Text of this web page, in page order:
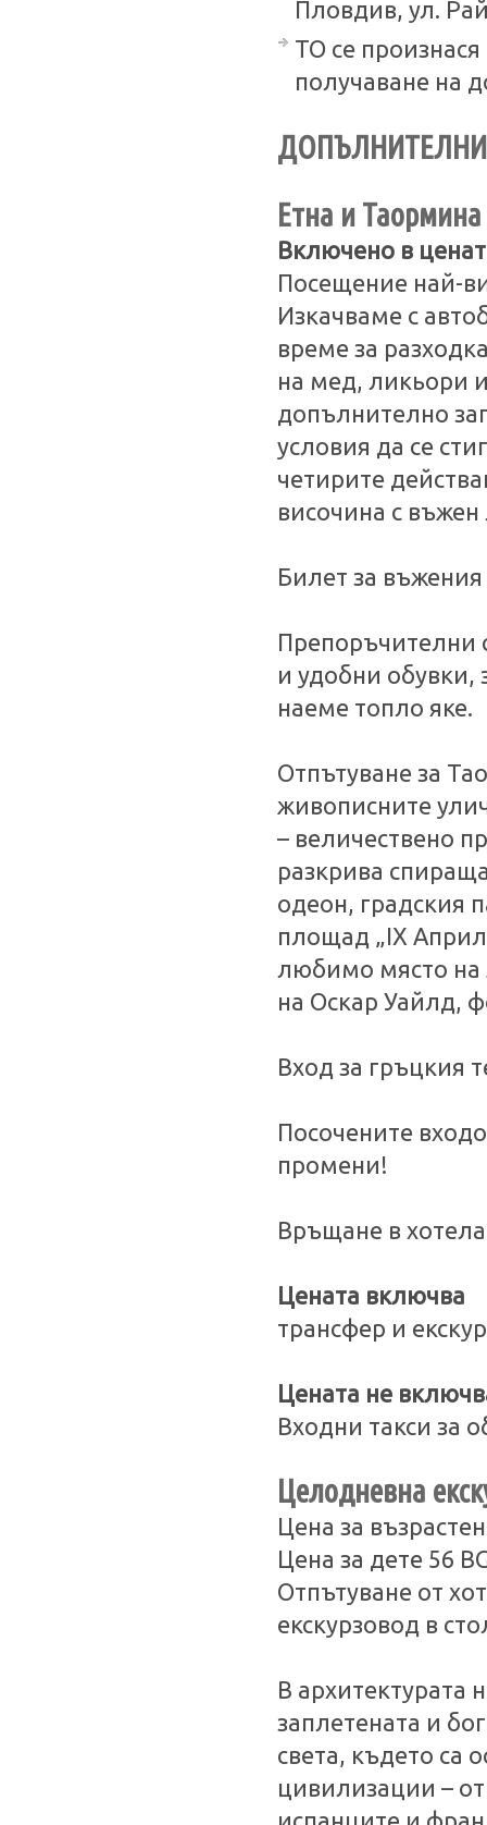
Пловдив, ул.
ТО се
получаване на
ДОПЪЛНИТЕЛНИ
Етна и
Включено в
Посещение най-
Изкачваме с
време за
на мед, ликьори
допълнително
условия да се
четирите
височина с
Билет за
Препоръчителни
и удобни обувки,
наеме топло яке.
Отпътуване за
живописните
– величествено
разкрива
одеон, градския
площад „IX
любимо място
на Оскар Уайлд,
Вход за гръцкия
Посочените
промени!
Връщане в хотела
Цената включва
трансфер и
Цената не
Входни такси за
Целодневна
Цена за
Цена за дете 56
Отпътуване от
екскурзовод в
В архитектурата
заплетената и
света, където са
цивилизации –